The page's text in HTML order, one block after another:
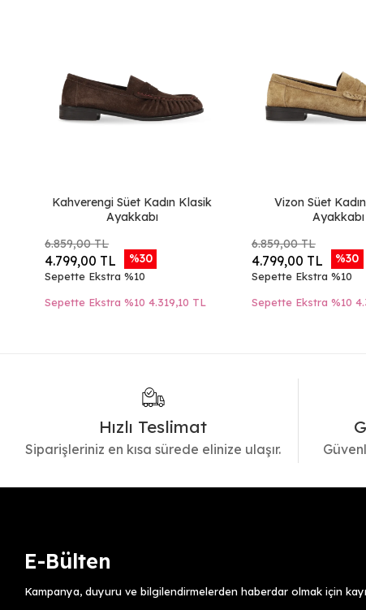
Kahverengi Süet Kadın Klasik
Ayakkabı
6.859,00 TL
4.799,00 TL %30
Sepette Ekstra %10
Sepette Ekstra %10 4.319,10 TL
Vizon Süet
Ayakkabı
6.859,00 TL
4.799,00 TL %30
Sepette Ekstra %10
Sepette Ekstra %10
Hızlı Teslimat
Siparişleriniz en kısa sürede elinize ulaşır.
E-Bülten
Kampanya, duyuru ve bilgilendirmelerden haberdar olmak için